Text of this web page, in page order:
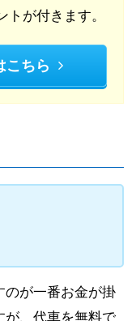
が付きます。
こちら
のが一番お金が掛
が、代車を無料で